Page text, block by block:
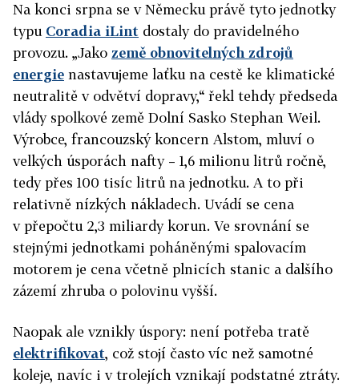
Na konci srpna se v Německu právě tyto jednotky
typu Coradia iLint dostaly do pravidelného
provozu. „Jako země obnovitelných zdrojů
energie nastavujeme laťku na cestě ke klimatické
neutralitě v odvětví dopravy,“ řekl tehdy předseda
vlády spolkové země Dolní Sasko Stephan Weil.
Výrobce, francouzský koncern Alstom, mluví o
velkých úsporách nafty – 1,6 milionu litrů ročně,
tedy přes 100 tisíc litrů na jednotku. A to při
relativně nízkých nákladech. Uvádí se cena
v přepočtu 2,3 miliardy korun. Ve srovnání se
stejnými jednotkami poháněnými spalovacím
motorem je cena včetně plnicích stanic a dalšího
zázemí zhruba o polovinu vyšší.
Naopak ale vznikly úspory: není potřeba tratě
elektrifikovat, což stojí často víc než samotné
koleje, navíc i v trolejích vznikají podstatné ztráty.